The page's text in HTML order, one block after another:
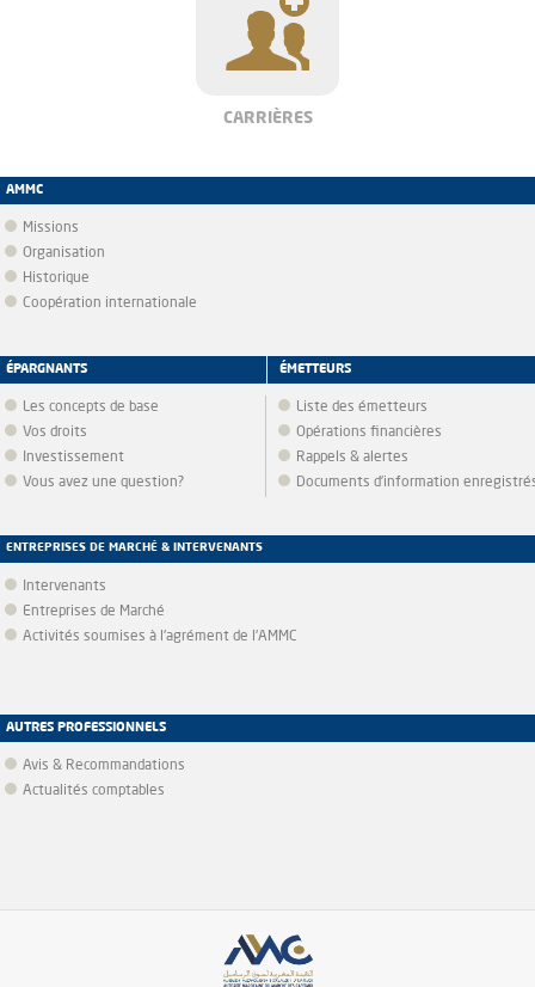
CARRIÈRES
AMMC
Missions
Organisation
Historique
Coopération internationale
ÉPARGNANTS
Les concepts de base
Vos droits
Investissement
Vous avez une question?
ÉMETTEURS
Liste des émetteurs
Opérations financières
Rappels & alertes
Documents d’information
ENTREPRISES DE MARCHÉ & INTERVENANTS
Intervenants
Entreprises de Marché
Activités soumises à l'agrément de l'AMMC
AUTRES PROFESSIONNELS
Avis & Recommandations
Actualités comptables